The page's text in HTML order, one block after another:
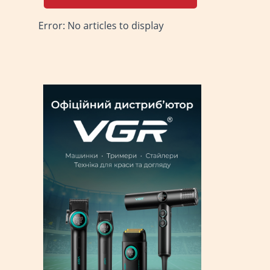
Error: No articles to display